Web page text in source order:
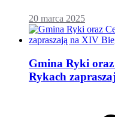
20 marca 2025
Gmina Ryki
Rykach